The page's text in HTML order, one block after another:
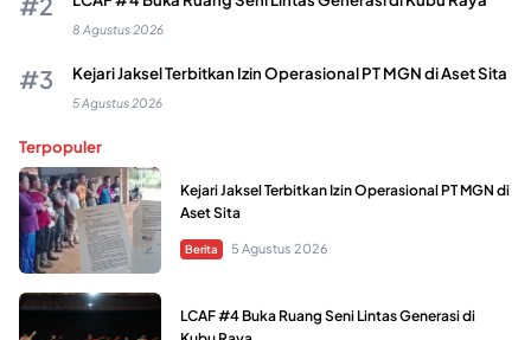
8 Agustus 2026
Kejari Jaksel Terbitkan Izin Operasional PT MGN di Aset Sita
5 Agustus 2026
Terpopuler
Kejari Jaksel Terbitkan Izin Operasional PT MGN di
Aset Sita
Berita 5 Agustus 2026
LCAF #4 Buka Ruang Seni Lintas Generasi di